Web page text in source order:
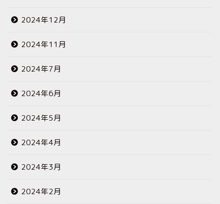
2024年12月
2024年11月
2024年7月
2024年6月
2024年5月
2024年4月
2024年3月
2024年2月